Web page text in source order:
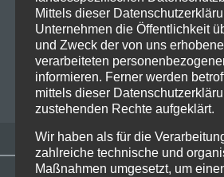
wohl so gut wie jedem ein Begriff
wegen HIM, der Band, von
more
BIANCA FOLLRICH
Mittels dieser
Unternehmen die Öffentlichkeit
und Zweck der von uns
verarbeiteten
informieren. Ferner werden
mittels dieser
zustehenden Rechte aufgeklärt.
Wir haben als für die
zahlreiche technische und
Maßnahmen umgesetzt, um